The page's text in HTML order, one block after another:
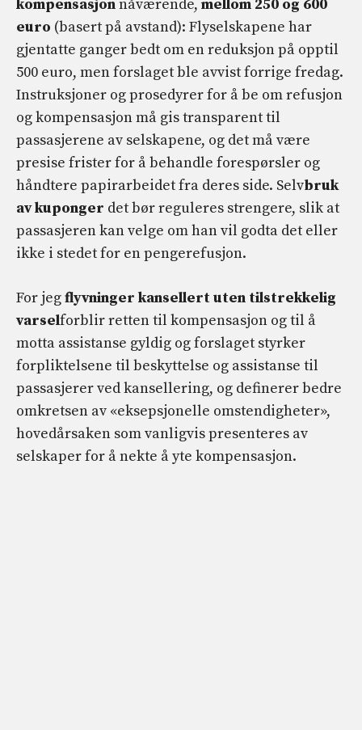
kompensasjonnåværende, mellom 250 og 600
euro (basert på avstand): Flyselskapene har
gjentatte ganger bedt om en reduksjon på opptil
500 euro, men forslaget ble avvist forrige fredag.
Instruksjoner og prosedyrer for å be om refusjon
og kompensasjon må gis transparent til
passasjerene av selskapene, og det må være
presise frister for å behandle forespørsler og
håndtere papirarbeidet fra deres side. Selvbruk
av kuponger det bør reguleres strengere, slik at
passasjeren kan velge om han vil godta det eller
ikke i stedet for en pengerefusjon.
For jegflyvninger kansellert uten tilstrekkelig
varselforblir retten til kompensasjon og til å
motta assistanse gyldig og forslaget styrker
forpliktelsene til beskyttelse og assistanse til
passasjerer ved kansellering, og definerer bedre
omkretsen av «eksepsjonelle omstendigheter»,
hovedårsaken som vanligvis presenteres av
selskaper for å nekte å yte kompensasjon.